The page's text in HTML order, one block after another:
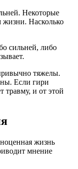
Некоторые
жизни. Насколько
сильней, либо
тяжелы.
Если гири
травму, и от этой
жизнь
мнение